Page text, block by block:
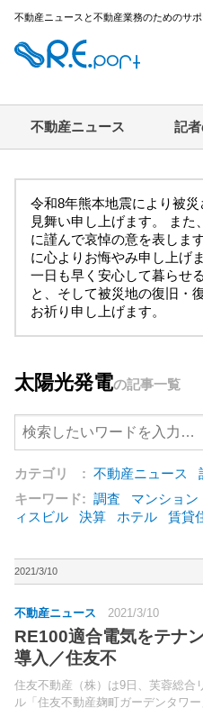
不動産ニュースと不動産業務のためのサ
不動産ニュース 記者
令和8年熊本地震により被
見舞い申し上げます。 また
に謹んで哀悼の意を表しま
に心よりお悔やみ申し上げ
一日も早く安心して暮らせ
と、そして被災地の復旧・
お祈り申し上げます。
太陽光発電の記事一覧
カテゴリ : 不動産ニュース
キーワード: 調査 マンション
ィスビル
決算 ホテル 賃貸
2021/3/10
不動産ニュース 2021/3/10
RE100適合電気をテナ
導入／住友不
住友不動産（株）は9日、芙蓉総合
ル「住友不動産麹町ガーデンタワ